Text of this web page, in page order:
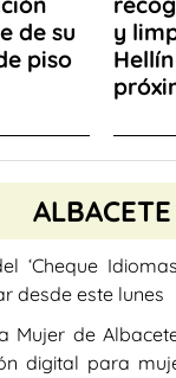
de su
piso
y
ALBACETE
‘Cheque
desde este lunes
Mujer de
digital para